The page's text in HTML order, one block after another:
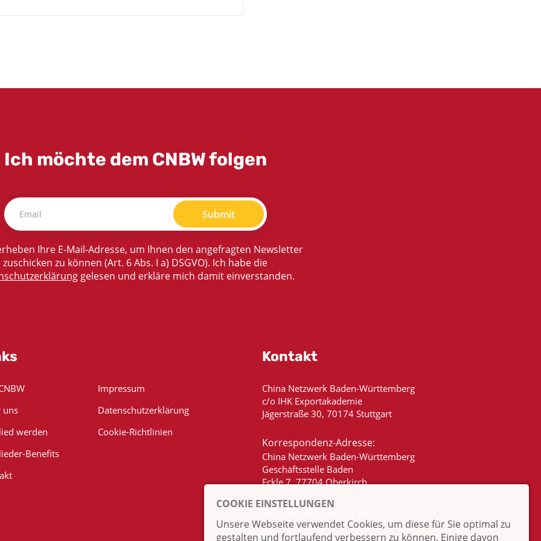
Ich möchte dem CNBW folgen
Submit
Ihre E-Mail-Adresse, um Ihnen den angefragten Newsletter
zuschicken zu können (Art. 6 Abs. I a) DSGVO). Ich habe die
gelesen und erkläre mich damit einverstanden.
uns
werden
Benefits
Impressum
Datenschutzerklärung
Cookie-Richtlinien
Kontakt
China Netzwerk Baden-Württemberg
c/o IHK Exportakademie
Jägerstraße 30, 70174 Stuttgart
Korrespondenz-Adresse:
China Netzwerk Baden-Württemberg
Geschäftsstelle Baden
Eckle 7, 77704 Oberkirch
info@china-bw.net
COOKIE EINSTELLUNGEN
Unsere Webseite verwendet Cookies, um diese für Sie optimal zu
gestalten und fortlaufend verbessern zu können. Einige davon